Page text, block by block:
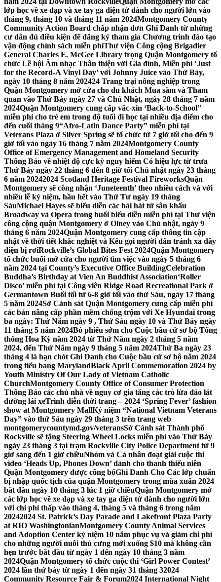
lớp học về xe đạp và xe tay ga điện tử dành cho người lớn vào
tháng 9, tháng 10 và tháng 11 năm 2024Montgomery County
Community Action Board chấp nhận đơn Ghi Danh từ những
cư dân đủ điều kiện để đăng ký tham gia Chương trình đào tạo
vận động chính sách miễn phíThư viện Công cộng Brigadier
General Charles E. McGee Library trọng Quận Montgomery tổ
chức Lễ hội Âm nhạc Thân thiện với Gia đình, Miễn phí ‘Just
for the Record-A Vinyl Day’ với Johnny Juice vào Thứ Bảy,
ngày 10 tháng 8 năm 202424 Trang trại nông nghiệp trong
Quận Montgomery mở cửa cho du khách Mua sắm và Tham
quan vào Thứ Bảy ngày 27 và Chủ Nhật, ngày 28 tháng 7 năm
2024Quận Montgomery cung cấp vắc-xin ‘Back-to-School’’
miễn phí cho trẻ em trong độ tuổi đi học tại nhiều địa điểm cho
đến cuối tháng 9“Afro-Latin Dance Party” miễn phí tại
Veterans Plaza ở Silver Spring sẽ tổ chức từ 7 giờ tối cho đến 9
giờ tối vào ngày 16 tháng 7 năm 2024Montgomery County
Office of Emergency Management and Homeland Security
Thông Báo về nhiệt độ cực kỳ nguy hiểm Có hiệu lực từ trưa
Thứ Bảy ngày 22 tháng 6 đến 8 giờ tối Chủ nhật ngày 23 tháng
6 năm 20242024 Scotland Heritage Festival FireworksQuận
Montgomery sẽ công nhận ‘Juneteenth’ theo nhiều cách và với
nhiều lễ kỷ niệm, hầu hết vào Thứ Tư ngày 19 tháng
SáuMichael Hayes sẽ biểu diễn các bài hát từ sân khấu
Broadway và Opera trong buổi biểu diễn miễn phí tại Thư viện
công cộng quận Montgomery ở Olney vào Chủ nhật, ngày 9
tháng 6 năm 2024Quận Montgomery cung cấp thông tin cập
nhật về thời tiết khắc nghiệt và Kêu gọi người dân tránh xa dây
điện bị rơiRockville’s Global Bites Fest 2024Quận Montgomery
tổ chức buổi mở cửa cho người tìm việc vào ngày 5 tháng 6
năm 2024 tại County’s Executive Office BuildingCelebration
Buddha’s Birthday at Vien An Buddhist Association‘Roller
Disco’ miễn phí tại Công viên Ridge Road Recreational Park ở
Germantown Buổi tối từ 6-8 giờ tối vào thứ Sáu, ngày 17 tháng
5 năm 2024Sở Cảnh sát Quận Montgomery cung cấp miễn phí
các bản nâng cấp phần mềm chống trộm với Xe Hyundai trong
ba ngày: Thứ Năm ngày 9 , Thứ Sáu ngày 10 và Thứ Bảy ngày
11 tháng 5 năm 2024Bỏ phiếu sớm cho Cuộc bầu cử sơ bộ Tổng
thống Hoa Kỳ năm 2024 từ Thứ Năm ngày 2 tháng 5 năm
2024, đến Thứ Năm ngày 9 tháng 5 năm 2024Thứ Ba ngày 23
tháng 4 là hạn chót Ghi Danh cho Cuộc bầu cử sơ bộ năm 2024
trong tiểu bang MarylandBlack April Commemoration 2024 by
Youth Ministry Of Our Lady of Vietnam Catholic
ChurchMontgomery County Office of Consumer Protection
Thông Báo các chủ nhà về nguy cơ gia tăng các trò lừa đảo lát
đường lái xeTrình diễn thời trang – 2024 ‘Spring Fever’ fashion
show at Montgomery MallKỷ niệm “National Vietnam Veterans
Day” vào thứ Sáu ngày 29 tháng 3 trên trang web
montgomerycountymd.gov/veteransSở Cảnh sát Thành phố
Rockville sẽ tặng Steering Wheel Locks miễn phí vào Thứ Bảy
ngày 23 tháng 3 tại trạm Rockville City Police Department từ 9
giờ sáng đến 1 giờ chiềuNhóm và Cá nhân đoạt giải cuộc thi
video ‘Heads Up, Phones Down’ dành cho thanh thiếu niên
Quận Montgomery được công bốGhi Danh Cho Các lớp chuẩn
bị nhập quốc tịch của quận Montgomery trong mùa xuân 2024
bắt đầu ngày 10 tháng 3 lúc 1 giờ chiềuQuận Montgomery mở
các lớp học về xe đạp và xe tay ga điện tử dành cho người lớn
với chi phí thấp vào tháng 4, tháng 5 và tháng 6 trong năm
20242024 St. Patrick’s Day Parade and Lakefront Plaza Party
at RIO WashingtonianMontgomery County Animal Services
and Adoption Center kỷ niệm 10 năm phục vụ và giảm chi phí
cho những người nuôi thú cưng mới xuống $10 mà không cần
hẹn trước bắt đầu từ ngày 1 đến ngày 10 tháng 3 năm
2024Quận Montgomery tổ chức cuộc thi ‘Girl Power Contest’
2024 lần thứ bảy từ ngày 1 đến ngày 31 tháng 32024
Community Resource Fair & Forum2024 International Night